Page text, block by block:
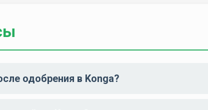
одобрения в Konga?